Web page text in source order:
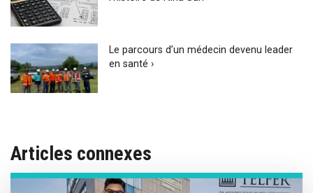
Le parcours d’un médecin devenu leader
en santé ›
Articles connexes